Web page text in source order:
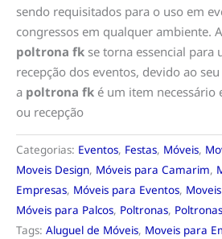
sendo requisitados para o uso em
congressos em qualquer ambiente. A
poltrona fk se torna essencial para
recepção dos eventos, devido ao
a poltrona fk é um item
ou recepção
Categorias: Eventos, Festas, Móveis,
Moveis Design, Móveis para Camarim,
Empresas, Móveis para Eventos,
Móveis para Palcos, Poltronas,
Tags: Aluguel de Móveis, Moveis para